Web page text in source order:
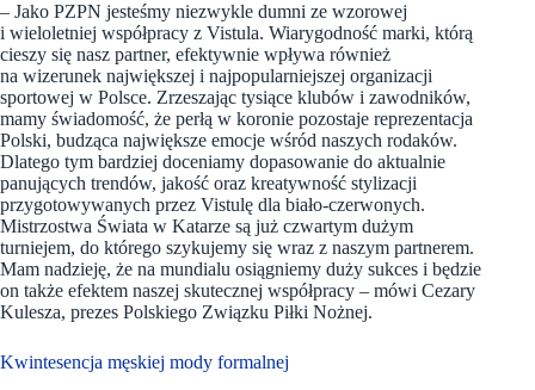
– Jako PZPN jesteśmy niezwykle dumni ze wzorowej
i wieloletniej współpracy z Vistula. Wiarygodność marki, którą
cieszy się nasz partner, efektywnie wpływa również
na wizerunek największej i najpopularniejszej organizacji
sportowej w Polsce. Zrzeszając tysiące klubów i zawodników,
mamy świadomość, że perłą w koronie pozostaje reprezentacja
Polski, budząca największe emocje wśród naszych rodaków.
Dlatego tym bardziej doceniamy dopasowanie do aktualnie
panujących trendów, jakość oraz kreatywność stylizacji
przygotowywanych przez Vistulę dla biało-czerwonych.
Mistrzostwa Świata w Katarze są już czwartym dużym
turniejem, do którego szykujemy się wraz z naszym partnerem.
Mam nadzieję, że na mundialu osiągniemy duży sukces i będzie
on także efektem naszej skutecznej współpracy – mówi Cezary
Kulesza, prezes Polskiego Związku Piłki Nożnej.
Kwintesencja męskiej mody formalnej